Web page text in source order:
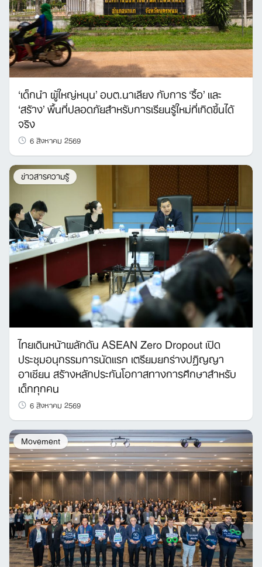
‘เด็กนำ ผู้ใหญ่หนุน’ อบต.นาเลียง กับการ ‘รื้อ’ และ
‘สร้าง’ พื้นที่ปลอดภัยสำหรับการเรียนรู้ใหม่ที่เกิดขึ้นได้
จริง
6 สิงหาคม 2569
ข่าวสารความรู้
ไทยเดินหน้าผลักดัน ASEAN Zero Dropout เปิด
ประชุมอนุกรรมการนัดแรก เตรียมยกร่างปฏิญญา
อาเซียน สร้างหลักประกันโอกาสทางการศึกษาสำหรับ
เด็กทุกคน
6 สิงหาคม 2569
Movement